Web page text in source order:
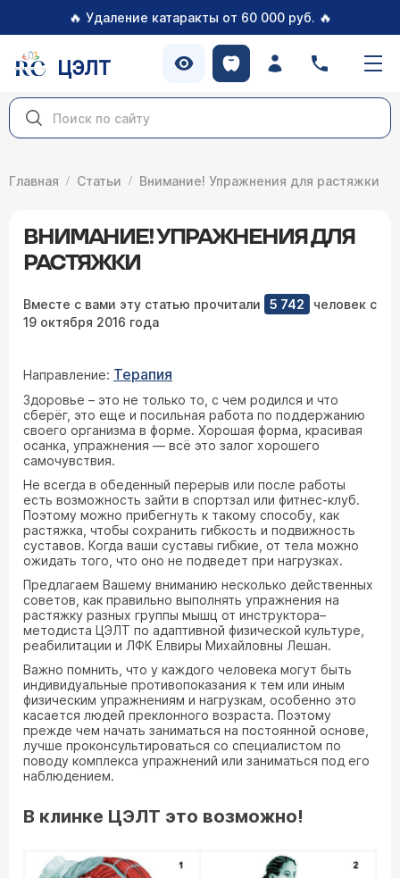
🔥 Удаление катаракты от 60 000 руб. 🔥
ЦЭЛТ
Главная Статьи Внимание! Упражнения для растяжки
ВНИМАНИЕ! УПРАЖНЕНИЯ ДЛЯ
РАСТЯЖКИ
Вместе с вами эту статью прочитали 5 742
человек с
19 октября 2016 года
Направление: Терапия
Здоровье – это не только то, с чем родился и что
сберёг, это еще и посильная работа по поддержанию
своего организма в форме. Хорошая форма, красивая
осанка, упражнения — всё это залог хорошего
самочувствия.
Не всегда в обеденный перерыв или после работы
есть возможность зайти в спортзал или фитнес-клуб.
Поэтому можно прибегнуть к такому способу, как
растяжка, чтобы сохранить гибкость и подвижность
суставов. Когда ваши суставы гибкие, от тела можно
ожидать того, что оно не подведет при нагрузках.
Предлагаем Вашему вниманию несколько действенных
советов, как правильно выполнять упражнения на
растяжку разных группы мышц от инструктора–
методиста ЦЭЛТ по адаптивной физической культуре,
реабилитации и ЛФК Елвиры Михайловны Лешан.
Важно помнить, что у каждого человека могут быть
индивидуальные противопоказания к тем или иным
физическим упражнениям и нагрузкам, особенно это
касается людей преклонного возраста. Поэтому
прежде чем начать заниматься на постоянной основе,
лучше проконсультироваться со специалистом по
поводу комплекса упражнений или заниматься под его
наблюдением.
В клинке ЦЭЛТ это возможно!